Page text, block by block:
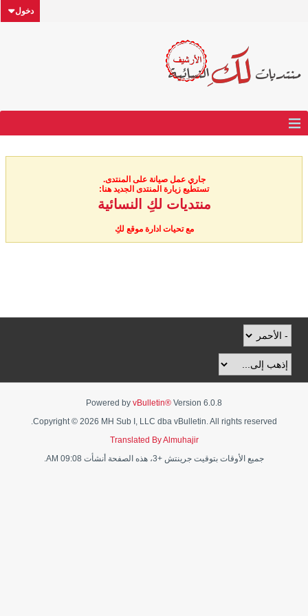
دخول
جاري عمل صيانة على المنتدى.
تستطيع زيارة المنتدى الجديد هنا:
منتديات لكِ النسائية
مع تحيات ادارة موقع لكِ
Powered by vBulletin® Version 6.0.8
Copyright © 2026 MH Sub I, LLC dba vBulletin. All rights reserved.
Translated By Almuhajir
جميع الأوقات بتوقيت جرينتش +3، هذه الصفحة أنشأت 09:08 AM.